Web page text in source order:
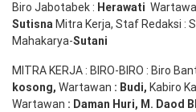
Biro Jabotabek : Herawati
Sutisna Mitra Kerja, Staf Redaksi :
Mahakarya-Sutani
MITRA KERJA : BIRO-BIRO : Biro
kosong, Wartawan : Budi, Kabiro
Wartawan : Daman Huri, M. Daod